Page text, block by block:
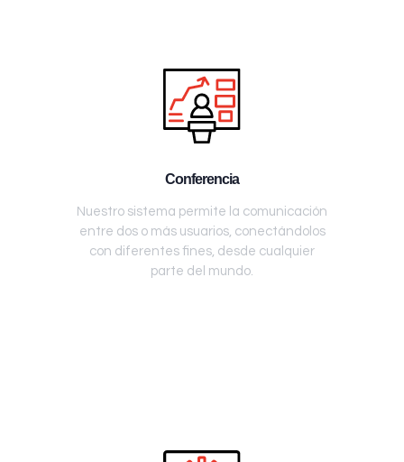
Conferencia
Nuestro sistema permite la comunicación
entre dos o más usuarios, conectándolos
con diferentes fines, desde cualquier
parte del mundo.